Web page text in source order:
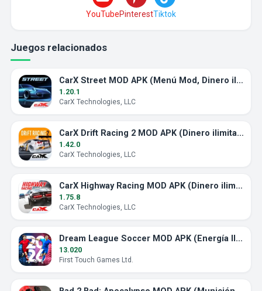
YouTubePinterestTiktok
Juegos relacionados
CarX Street MOD APK (Menú Mod, Dinero ilimitado)
1.20.1
CarX Technologies, LLC
CarX Drift Racing 2 MOD APK (Dinero ilimitado)
1.42.0
CarX Technologies, LLC
CarX Highway Racing MOD APK (Dinero ilimitado)
1.75.8
CarX Technologies, LLC
Dream League Soccer MOD APK (Energía Ilimitada)
13.020
First Touch Games Ltd.